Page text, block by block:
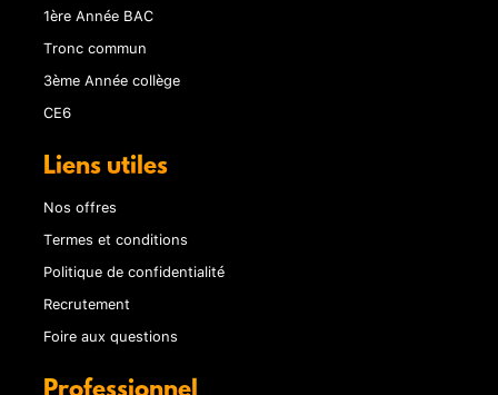
1ère Année BAC
Tronc commun
3ème Année collège
CE6
Liens utiles
Nos offres
Termes et conditions
Politique de confidentialité
Recrutement
Foire aux questions